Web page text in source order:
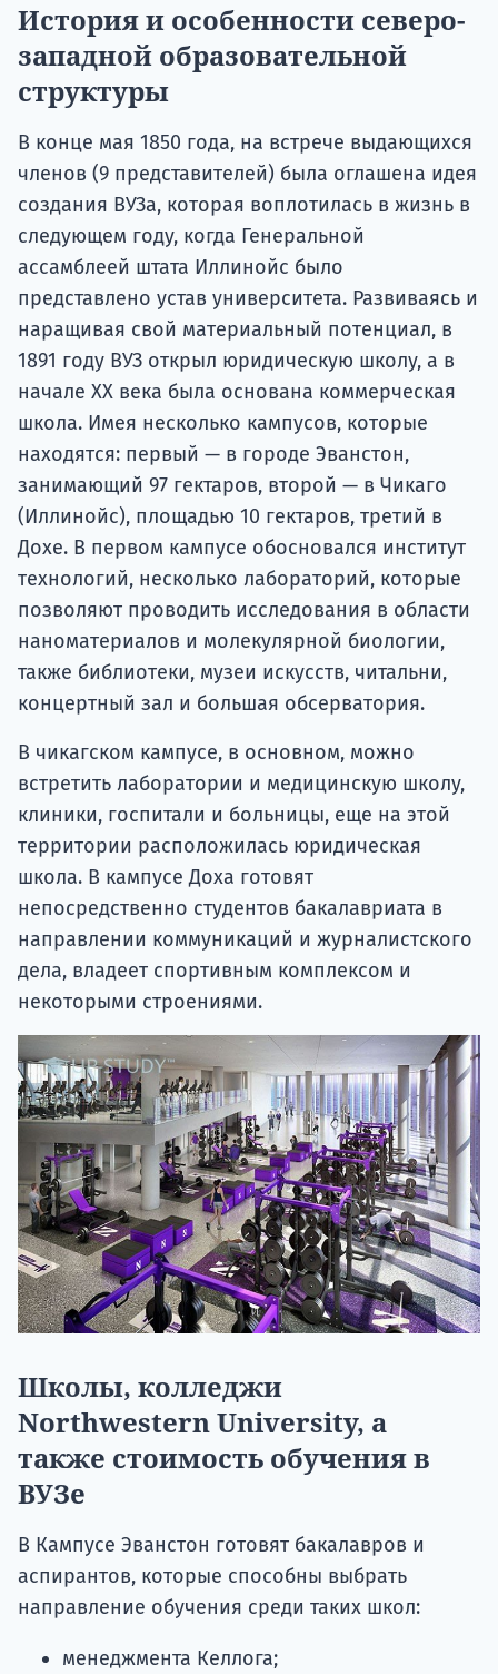
История и особенности северо-
западной образовательной
структуры
В конце мая 1850 года, на встрече выдающихся
членов (9 представителей) была оглашена идея
создания ВУЗа, которая воплотилась в жизнь в
следующем году, когда Генеральной
ассамблеей штата Иллинойс было
представлено устав университета. Развиваясь и
наращивая свой материальный потенциал, в
1891 году ВУЗ открыл юридическую школу, а в
начале XX века была основана коммерческая
школа. Имея несколько кампусов, которые
находятся: первый — в городе Эванстон,
занимающий 97 гектаров, второй — в Чикаго
(Иллинойс), площадью 10 гектаров, третий в
Дохе. В первом кампусе обосновался институт
технологий, несколько лабораторий, которые
позволяют проводить исследования в области
наноматериалов и молекулярной биологии,
также библиотеки, музеи искусств, читальни,
концертный зал и большая обсерватория.
В чикагском кампусе, в основном, можно
встретить лаборатории и медицинскую школу,
клиники, госпитали и больницы, еще на этой
территории расположилась юридическая
школа. В кампусе Доха готовят
непосредственно студентов бакалавриата в
направлении коммуникаций и журналистского
дела, владеет спортивным комплексом и
некоторыми строениями.
Школы, колледжи
Northwestern University, а
также стоимость обучения в
ВУЗе
В Кампусе Эванстон готовят бакалавров и
аспирантов, которые способны выбрать
направление обучения среди таких школ:
менеджмента Келлога;